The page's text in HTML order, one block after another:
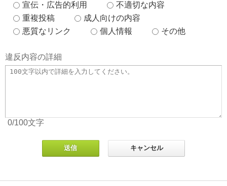
宣伝・広告的利用
不適切な内容
重複投稿
成人向けの内容
悪質なリンク
個人情報 その他
違反内容の詳細
0/100文字